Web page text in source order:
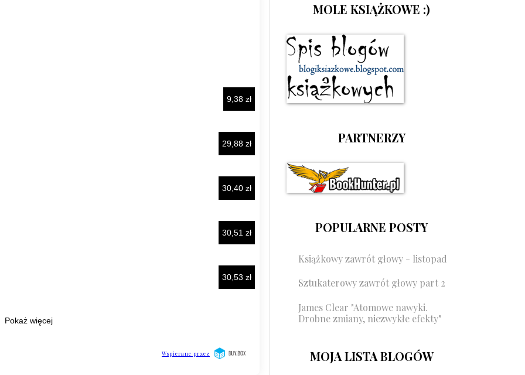
MOLE KSIĄŻKOWE :)
PARTNERZY
POPULARNE POSTY
Książkowy zawrót głowy - listopad
Sztukaterowy zawrót głowy part 2
James Clear "Atomowe nawyki.
Drobne zmiany, niezwykłe efekty"
MOJA LISTA BLOGÓW